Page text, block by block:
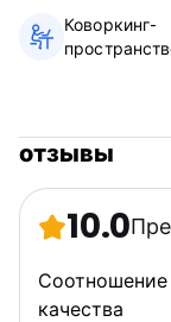
Коворкинг-
отзывы
10.0
качества